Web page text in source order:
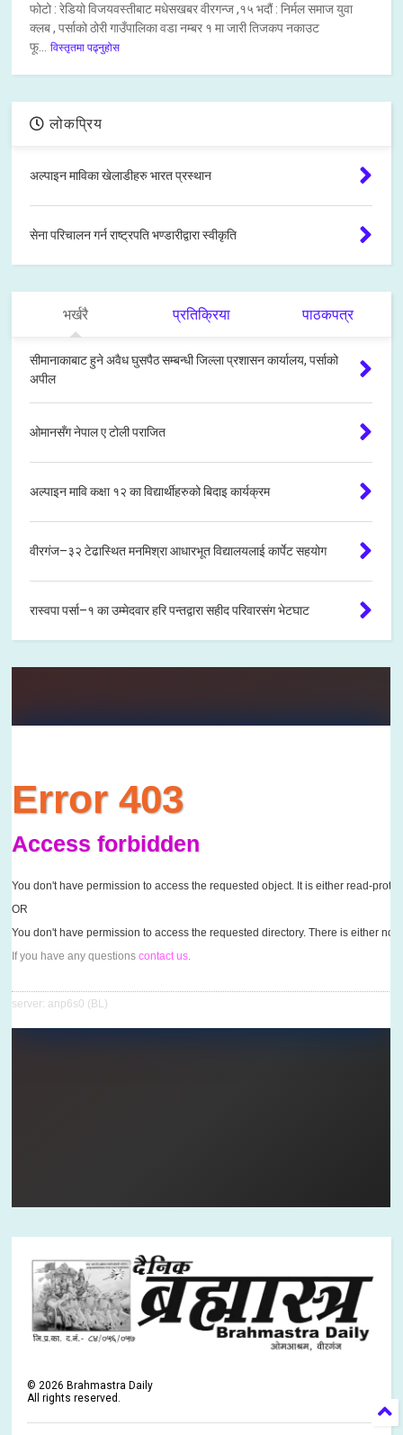
फोटो : रेडियो विजयवस्तीबाट मधेसखबर वीरगन्ज ,१५ भदौं : निर्मल समाज युवा
क्लब , पर्साको ठोरी गाउँपालिका वडा नम्बर १ मा जारी तिजकप नकाउट
फू...
विस्तृतमा पढ्नुहोस
लोकप्रिय
अल्पाइन माविका खेलाडीहरु भारत प्रस्थान
सेना परिचालन गर्न राष्ट्रपति भण्डारीद्वारा स्वीकृति
भर्खरै प्रतिक्रिया पाठकपत्र
सीमानाकाबाट हुने अवैध घुसपैठ सम्बन्धी जिल्ला प्रशासन कार्यालय, पर्साको
अपील
ओमानसँग नेपाल ए टोली पराजित
अल्पाइन मावि कक्षा १२ का विद्यार्थीहरुको बिदाइ कार्यक्रम
वीरगंज–३२ टेढास्थित मनमिश्रा आधारभूत विद्यालयलाई कार्पेट सहयोग
रास्वपा पर्सा–१ का उम्मेदवार हरि पन्तद्वारा सहीद परिवारसंग भेटघाट
©2026 Brahmastra Daily
All rights reserved.